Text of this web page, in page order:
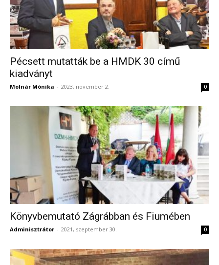
Pécsett mutatták be a HMDK 30 című
kiadványt
Molnár Mónika - 2023, november 2. 0
Könyvbemutató Zágrábban és Fiumében
Adminisztrátor - 2021, szeptember 30. 0